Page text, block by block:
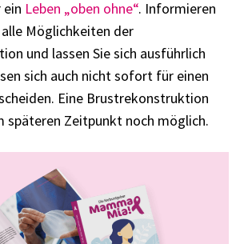
Leben „oben ohne“. Informieren
Möglichkeiten der
und lassen Sie sich ausführlich
sich auch nicht sofort für einen
Eine Brustrekonstruktion
späteren Zeitpunkt noch möglich.